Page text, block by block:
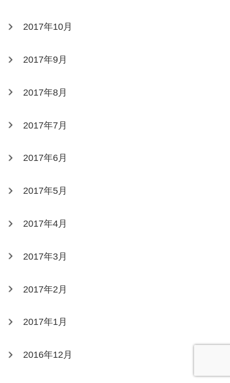
2017年10月
2017年9月
2017年8月
2017年7月
2017年6月
2017年5月
2017年4月
2017年3月
2017年2月
2017年1月
2016年12月